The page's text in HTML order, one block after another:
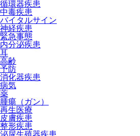
循環器疾患
中毒疾患
バイタルサイン
神経疾患
緊急事態
内分泌疾患
耳
高齢
予防
消化器疾患
病気
薬
腫瘍（ガン）
再生医療
皮膚疾患
整形疾患
泌尿生殖器疾患